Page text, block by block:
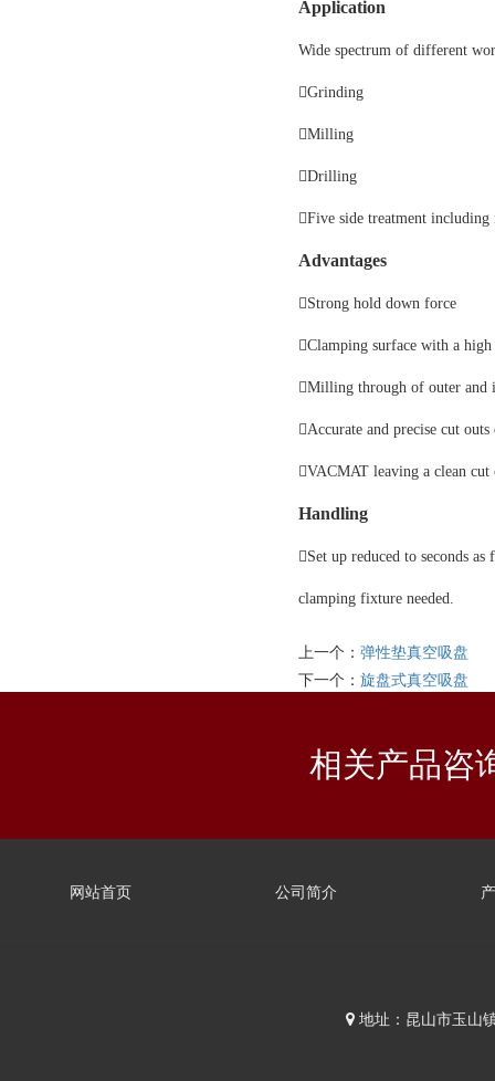
Application
Wide spectrum of different
Grinding
Milling
Drilling
Five side treatment
Advantages
Strong hold down force
Clamping surface with a
Milling through of outer and
Accurate and precise cut
VACMAT leaving a clean cut
Handling
Set up reduced to seconds
clamping fixture needed.
上一个： 弹性垫真空吸盘
下一个： 旋盘式真空吸盘
相关产品咨
网站首页 公司简介
地址：昆山市玉山